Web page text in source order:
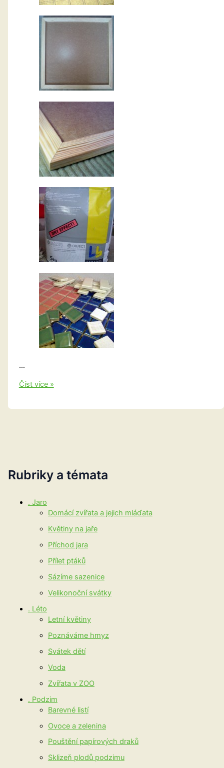
Rubriky a témata
. Jaro
Domácí zvířata a jejich mláďata
Květiny na jaře
Příchod jara
Přílet ptáků
Sázíme sazenice
Velikonoční svátky
. Léto
Letní květiny
Poznáváme hmyz
Svátek dětí
Voda
Zvířata v ZOO
. Podzim
Barevné listí
Ovoce a zelenina
Pouštění papírových draků
Sklizeň plodů podzimu
…
Člověče,
se!
Číst více »